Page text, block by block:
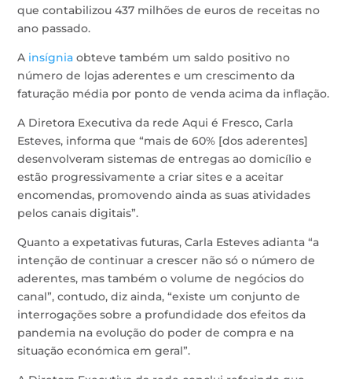
que contabilizou 437 milhões de euros de receitas no
ano passado.
A insígnia obteve também um saldo positivo no
número de lojas aderentes e um crescimento da
faturação média por ponto de venda acima da inflação.
A Diretora Executiva da rede Aqui é Fresco, Carla
Esteves, informa que “mais de 60% [dos aderentes]
desenvolveram sistemas de entregas ao domicílio e
estão progressivamente a criar sites e a aceitar
encomendas, promovendo ainda as suas atividades
pelos canais digitais”.
Quanto a expetativas futuras, Carla Esteves adianta “a
intenção de continuar a crescer não só o número de
aderentes, mas também o volume de negócios do
canal”, contudo, diz ainda, “existe um conjunto de
interrogações sobre a profundidade dos efeitos da
pandemia na evolução do poder de compra e na
situação económica em geral”.